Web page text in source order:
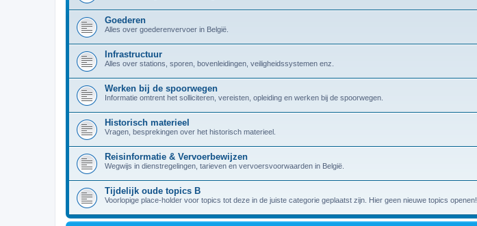
Goederen
Alles over goederenvervoer in België.
Infrastructuur
Alles over stations, sporen, bovenleidingen, veiligheidssystemen enz.
Werken bij de spoorwegen
Informatie omtrent het solliciteren, vereisten, opleiding en werken bij de spoorwegen.
Historisch materieel
Vragen, besprekingen over het historisch materieel.
Reisinformatie & Vervoerbewijzen
Wegwijs in dienstregelingen, tarieven en vervoersvoorwaarden in België.
Tijdelijk oude topics B
Voorlopige place-holder voor topics tot deze in de juiste categorie geplaatst zijn. Hier geen nieuwe topics openen!